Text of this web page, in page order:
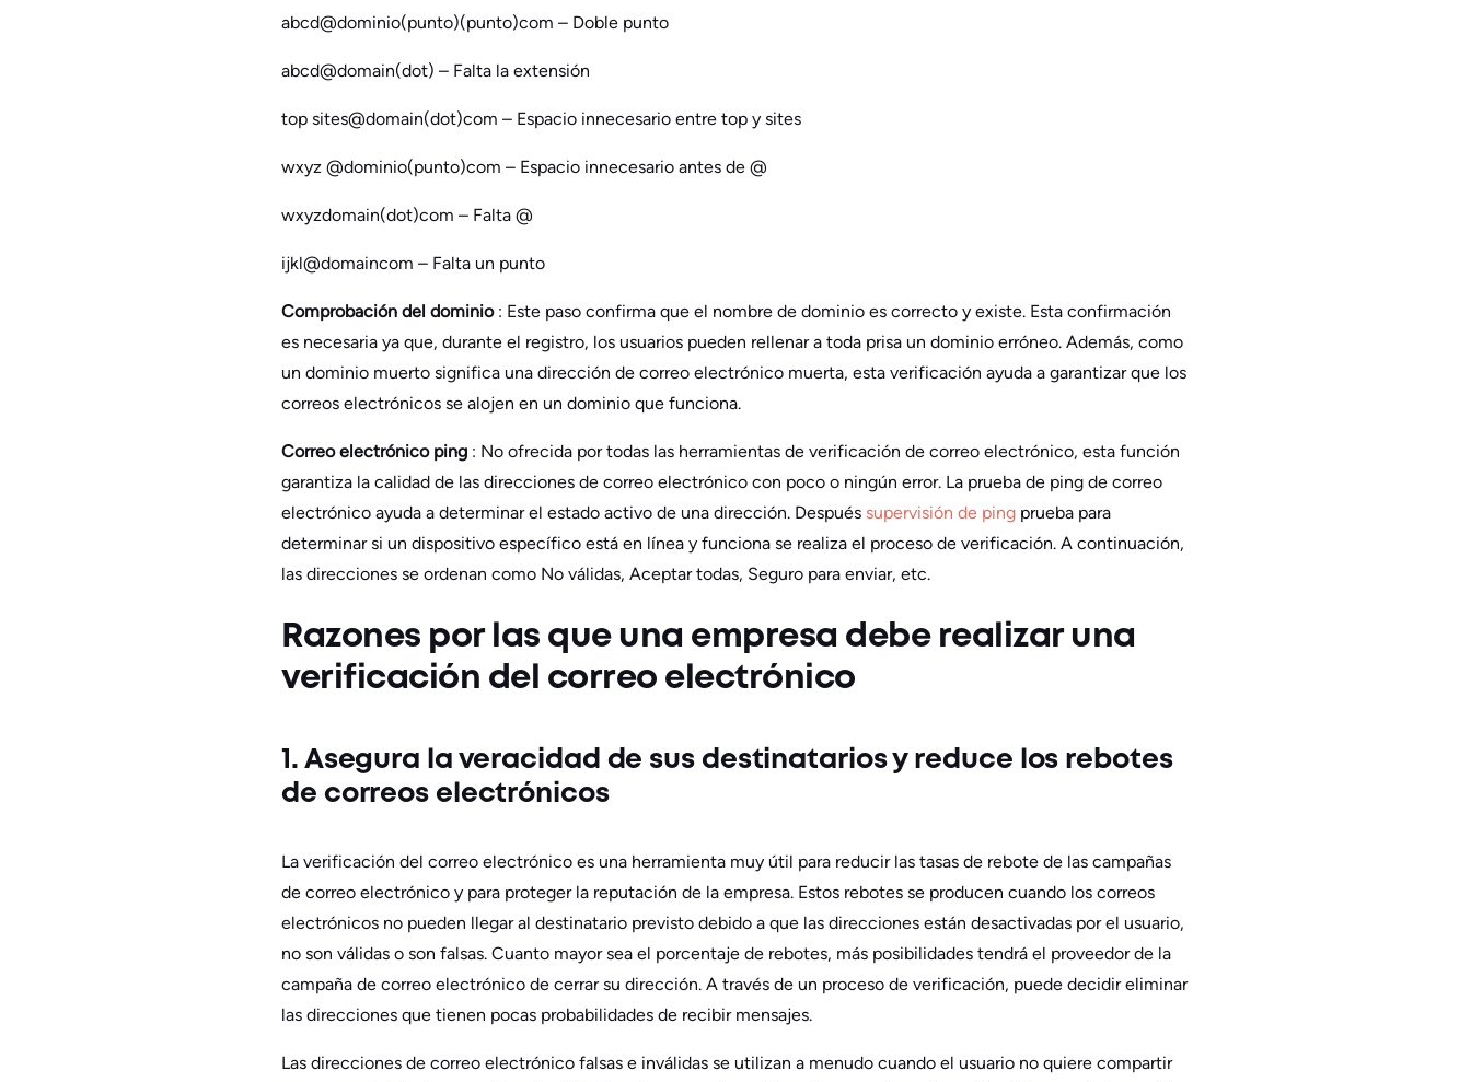
abcd@dominio(punto)(punto)com – Doble punto
abcd@domain(dot) – Falta la extensión
top sites@domain(dot)com – Espacio innecesario entre top y sites
wxyz @dominio(punto)com – Espacio innecesario antes de @
wxyzdomain(dot)com – Falta @
ijkl@domaincom – Falta un punto
Comprobación del dominio : Este paso confirma que el nombre de dominio es correcto y existe. Esta confirmación
es necesaria ya que, durante el registro, los usuarios pueden rellenar a toda prisa un dominio erróneo. Además, como
un dominio muerto significa una dirección de correo electrónico muerta, esta verificación ayuda a garantizar que los
correos electrónicos se alojen en un dominio que funciona.
Correo electrónico ping : No ofrecida por todas las herramientas de verificación de correo electrónico, esta función
garantiza la calidad de las direcciones de correo electrónico con poco o ningún error. La prueba de ping de correo
electrónico ayuda a determinar el estado activo de una dirección. Después supervisión de ping prueba para
determinar si un dispositivo específico está en línea y funciona se realiza el proceso de verificación. A continuación,
las direcciones se ordenan como No válidas, Aceptar todas, Seguro para enviar, etc.
Razones por las que una empresa debe realizar una
verificación del correo electrónico
1. Asegura la veracidad de sus destinatarios y reduce los rebotes
de correos electrónicos
La verificación del correo electrónico es una herramienta muy útil para reducir las tasas de rebote de las campañas
de correo electrónico y para proteger la reputación de la empresa. Estos rebotes se producen cuando los correos
electrónicos no pueden llegar al destinatario previsto debido a que las direcciones están desactivadas por el usuario,
no son válidas o son falsas. Cuanto mayor sea el porcentaje de rebotes, más posibilidades tendrá el proveedor de la
campaña de correo electrónico de cerrar su dirección. A través de un proceso de verificación, puede decidir eliminar
las direcciones que tienen pocas probabilidades de recibir mensajes.
Las direcciones de correo electrónico falsas e inválidas se utilizan a menudo cuando el usuario no quiere compartir